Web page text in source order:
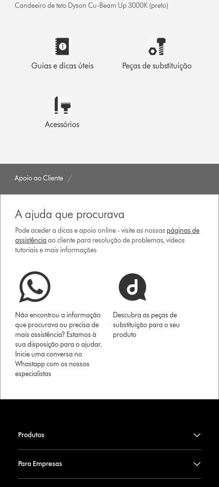
Candeeiro de teto Dyson Cu-Beam Up 3000K (preto)
Guias e dicas úteis Peças de substituição
Acessórios
Apoio ao Cliente
A ajuda que procurava
Pode aceder a dicas e apoio online - visite as nossas páginas de
assistência ao cliente para resolução de problemas, vídeos
tutoriais e mais informações
Não encontrou a informação
que procurava ou precisa de
mais assistência? Estamos à
sua disposição para o ajudar.
Inicie uma conversa no
Whastapp com os nossos
especialistas
Descubra as peças de
substituição para o seu
produto
Produtos
Para Empresas